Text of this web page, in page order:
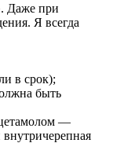
Даже при
Я всегда
в срок);
быть
—